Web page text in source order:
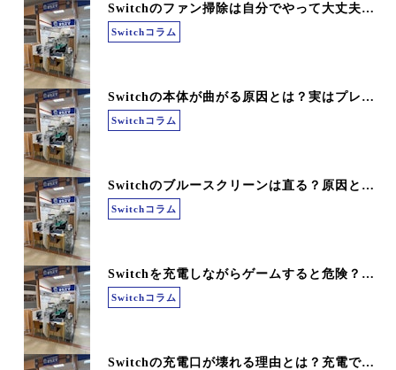
Switchのファン掃除は自分でやって大丈夫？故障につながるNG行動とは
Switchコラム
Switchの本体が曲がる原因とは？実はプレイ中の力みも要注意
Switchコラム
Switchのブルースクリーンは直る？原因と修理が必要なケースを解説
Switchコラム
Switchを充電しながらゲームすると危険？バッテリー劣化や発熱のリスクを解説
Switchコラム
Switchの充電口が壊れる理由とは？充電できない・反応しない原因を解説